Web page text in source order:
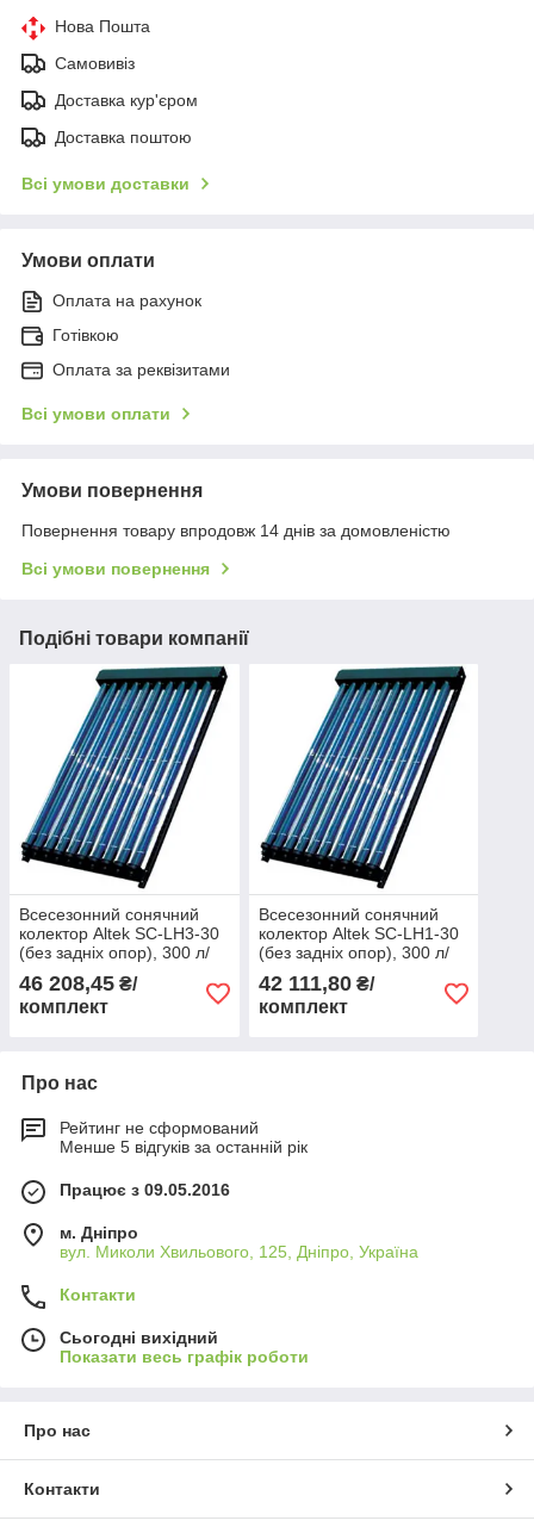
Нова Пошта
Самовивіз
Доставка кур'єром
Доставка поштою
Всі умови доставки
Умови оплати
Оплата на рахунок
Готівкою
Оплата за реквізитами
Всі умови оплати
Умови повернення
Повернення товару впродовж 14 днів за домовленістю
Всі умови повернення
Подібні товари компанії
Всесезонний сонячний
колектор Altek SC-LH3-30
(без задніх опор), 300 л/
46 208,45 ₴/
комплект
Всесезонний сонячний
колектор Altek SC-LH1-30
(без задніх опор), 300 л/
42 111,80₴/
комплект
Про нас
Рейтинг не сформований
Менше 5 відгуків за останній рік
Працює з 09.05.2016
м. Дніпро
вул. Миколи Хвильового, 125, Дніпро, Україна
Контакти
Сьогодні вихідний
Показати весь графік роботи
Про нас
Контакти